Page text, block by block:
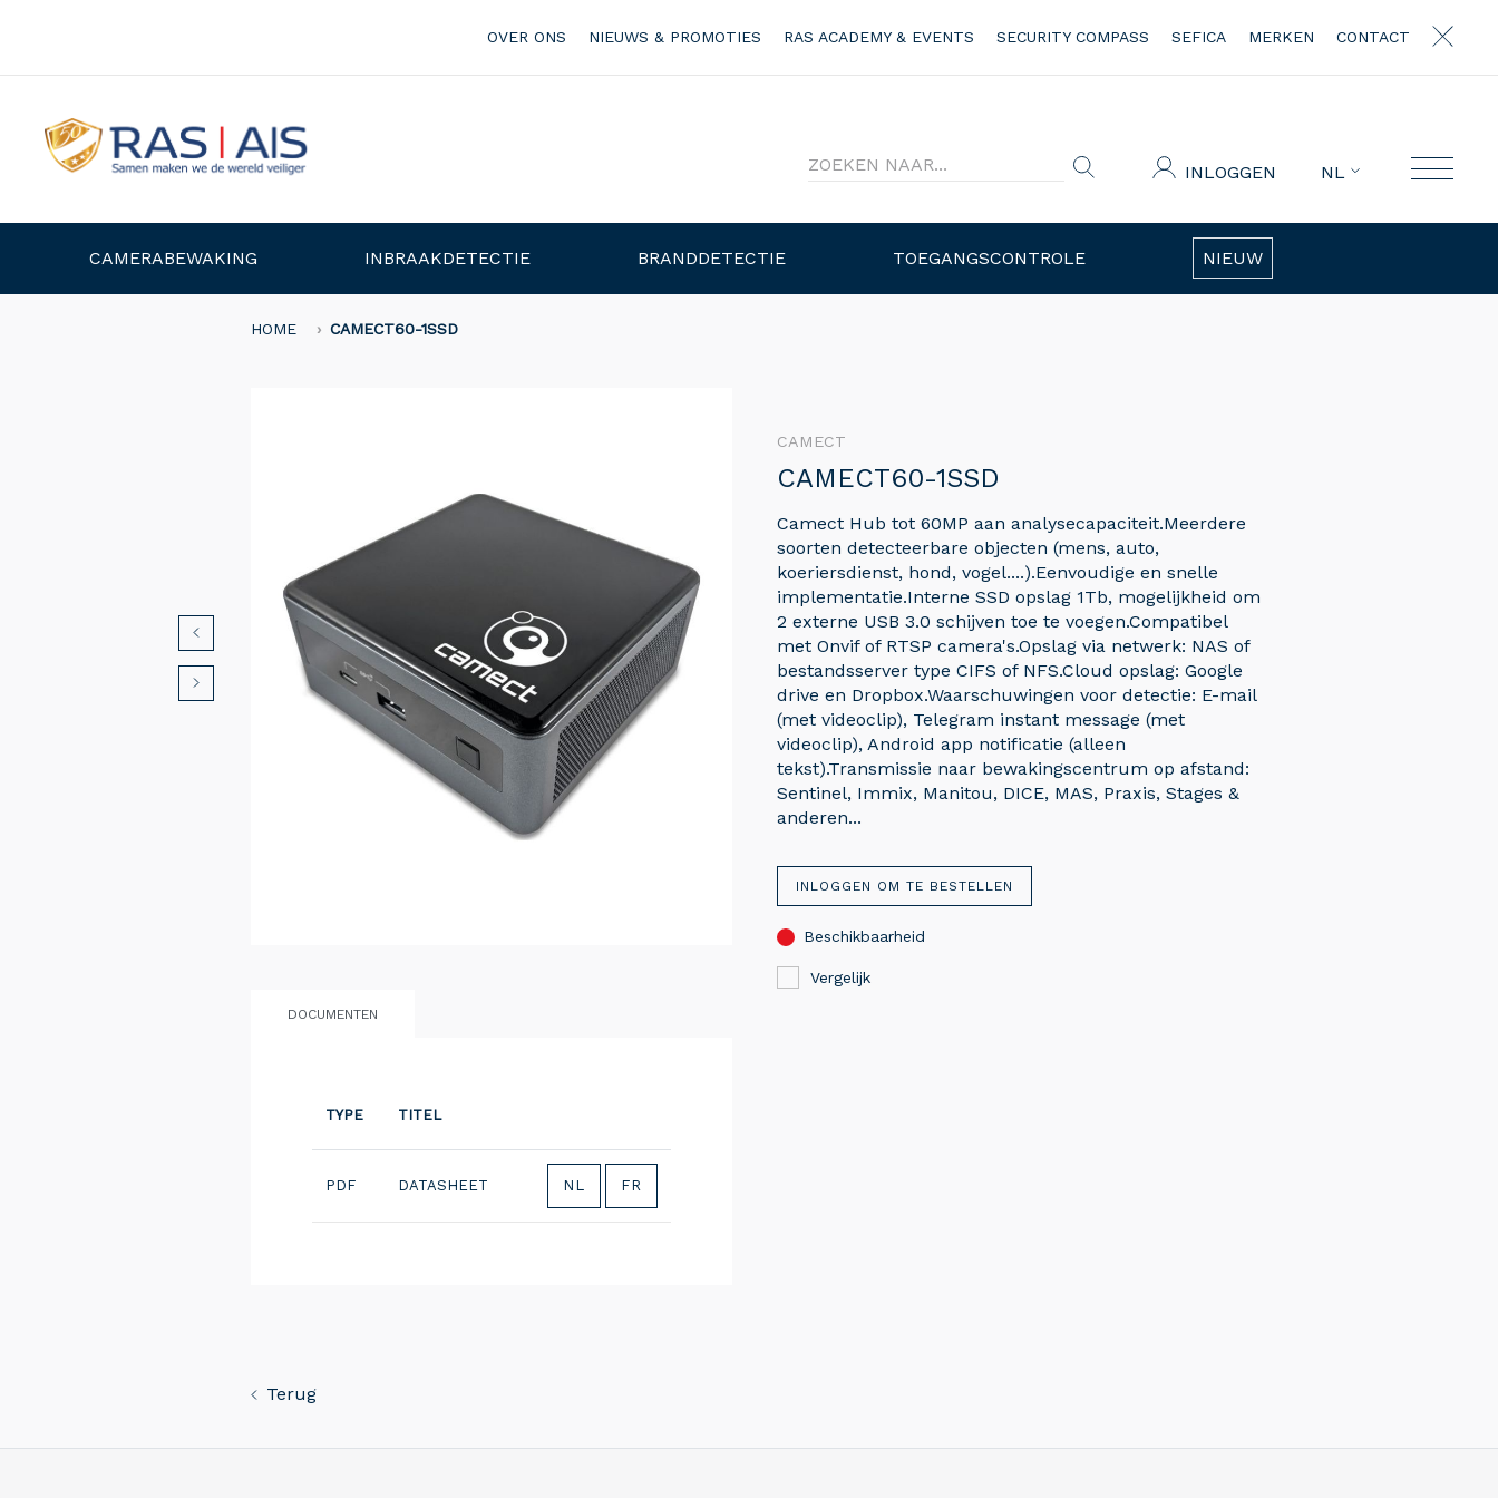
OVER ONS NIEUWS & PROMOTIES RAS ACADEMY & EVENTS SECURITY COMPASS SEFICA MERKEN CONTACT
INLOGGEN NL
CAMERABEWAKING INBRAAKDETECTIE BRANDDETECTIE TOEGANGSCONTROLE NIEUW
HOME CAMECT60-1SSD
DOCUMENTEN
TYPE TITEL
PDF DATASHEET NL FR
CAMECT
CAMECT60-1SSD
Camect Hub tot 60MP aan analysecapaciteit.Meerdere
soorten detecteerbare objecten (mens, auto,
koeriersdienst, hond, vogel....).Eenvoudige en snelle
implementatie.Interne SSD opslag 1Tb, mogelijkheid om
2 externe USB 3.0 schijven toe te voegen.Compatibel
met Onvif of RTSP camera's.Opslag via netwerk: NAS of
bestandsserver type CIFS of NFS.Cloud opslag: Google
drive en Dropbox.Waarschuwingen voor detectie: E-mail
(met videoclip), Telegram instant message (met
videoclip), Android app notificatie (alleen
tekst).Transmissie naar bewakingscentrum op afstand:
Sentinel, Immix, Manitou, DICE, MAS, Praxis, Stages &
anderen...
INLOGGEN OM TE BESTELLEN
Beschikbaarheid
Vergelijk
Terug